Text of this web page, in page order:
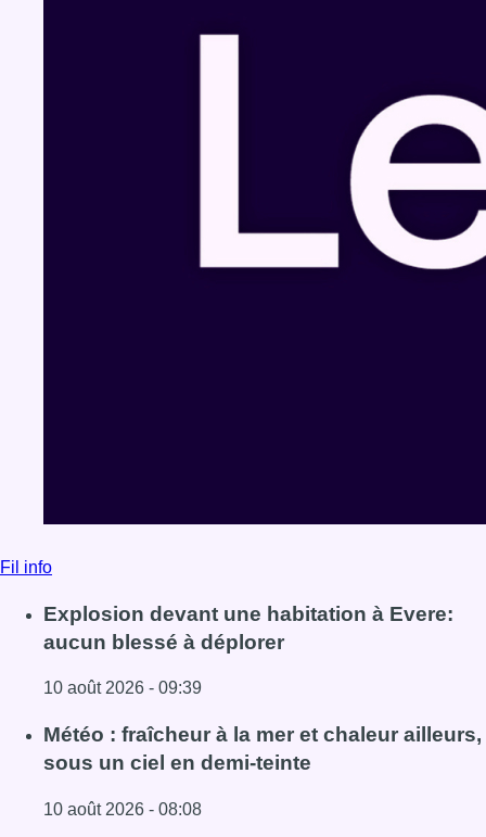
Fil info
Explosion devant une habitation à Evere:
aucun blessé à déplorer
10 août 2026 - 09:39
Lire l'article Explosion devant une habitation à Evere:
Météo : fraîcheur à la mer et chaleur ailleurs,
sous un ciel en demi-teinte
10 août 2026 - 08:08